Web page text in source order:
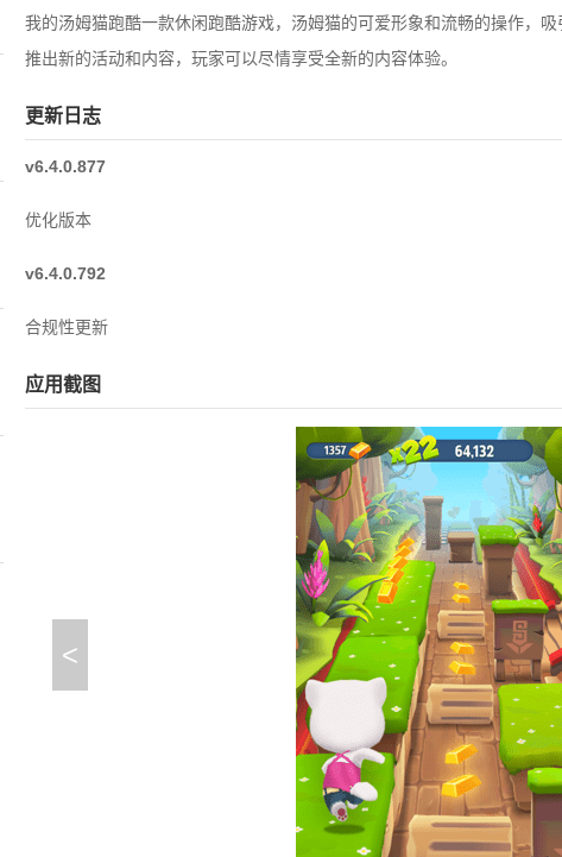
我的汤姆猫跑酷一款休闲跑酷游戏，汤姆猫的可爱形象和流畅的操作，
推出新的活动和内容，玩家可以尽情享受全新的内容体验。
更新日志
v6.4.0.877
优化版本
v6.4.0.792
合规性更新
应用截图
<